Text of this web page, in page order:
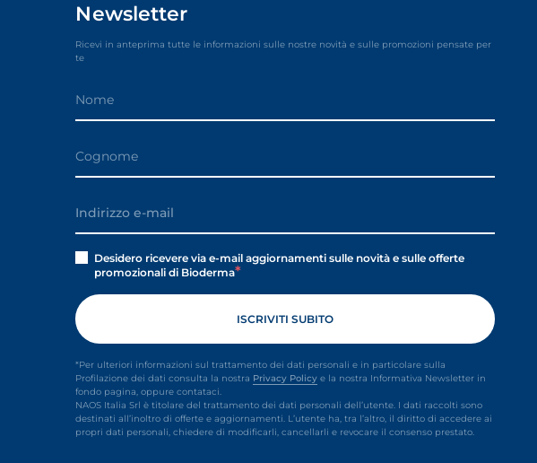
Newsletter
Ricevi in anteprima tutte le informazioni sulle nostre novità e sulle promozioni pensate per
te
Desidero ricevere via e-mail aggiornamenti sulle novità e sulle offerte
promozionali di Bioderma
*Per ulteriori informazioni sul trattamento dei dati personali e in particolare sulla
Profilazione dei dati consulta la nostra Privacy Policy e la nostra Informativa Newsletter in
fondo pagina, oppure contataci.
NAOS Italia Srl è titolare del trattamento dei dati personali dell’utente. I dati raccolti sono
destinati all’inoltro di offerte e aggiornamenti. L’utente ha, tra l’altro, il diritto di accedere ai
propri dati personali, chiedere di modificarli, cancellarli e revocare il consenso prestato.